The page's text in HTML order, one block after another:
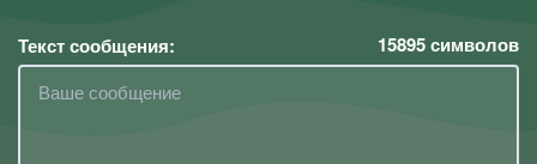
Текст сообщения: 15895символов